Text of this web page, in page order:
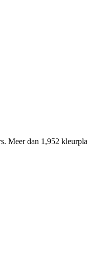
Meer dan 1,952